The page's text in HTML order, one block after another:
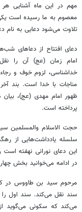
مهم در این ماه آشنایی
معصوم به ما رسیده است
تلاوت می‌شود دعایی به نام
دعای افتتاح از دعاهای
امام زمان (عج) آن را
خداشناسی، لزومخوف و رجاء
مناجات با خدا است. بند
ظهور امام مهدی (عج)،
پرداخته است.
حجت الاسلام والمسلمین
سلسله یادداشت‌هایی از
این دعای نورانی نهفته
در ادامه می‌خوانید بخش
مرحوم سید بن طاووس در
سند نقل می‌کند. سند اول
می‌کند که سکونی می‌گوید